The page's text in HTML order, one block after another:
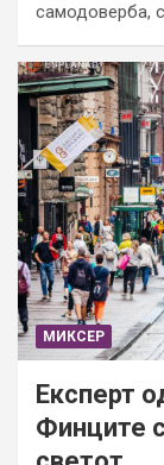
самодоверба,
МИКСЕР
Експерт
Финците